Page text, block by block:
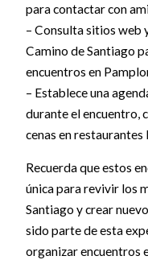
para contactar con
– Consulta sitios web
Camino de Santiago
encuentros en
– Establece una
durante el encuentro,
cenas en restaurantes
Recuerda que estos
única para revivir los
Santiago y crear
sido parte de esta
organizar encuentros